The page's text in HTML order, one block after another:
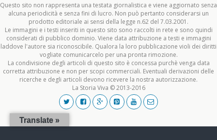
Questo sito non rappresenta una testata giornalistica e viene aggiornato senza
alcuna periodicità e senza fini di lucro. Non può pertanto considerarsi un
prodotto editoriale ai sensi della legge n.62 del 7.03.2001.
Le immagini e i testi inseriti in questo sito sono raccolti in rete e sono quindi
considerati di pubblico dominio. Viene data attribuzione a testi e immagini
laddove l'autore sia riconoscibile. Qualora la loro pubblicazione violi dei diritti
vogliate comunicarcelo per una pronta rimozione.
La condivisione degli articoli di questo sito è concessa purchè venga data
corretta attribuzione e non per scopi commerciali. Eventuali derivazioni delle
ricerche e degli articoli devono ricevere la nostra autorizzazione.
La Storia Viva © 2013-2016
Translate »